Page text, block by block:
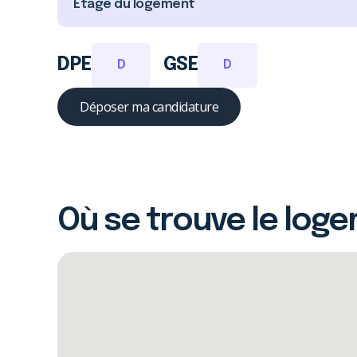
Étage du logement
DPE D GSE D
Déposer ma candidature
Où se trouve le